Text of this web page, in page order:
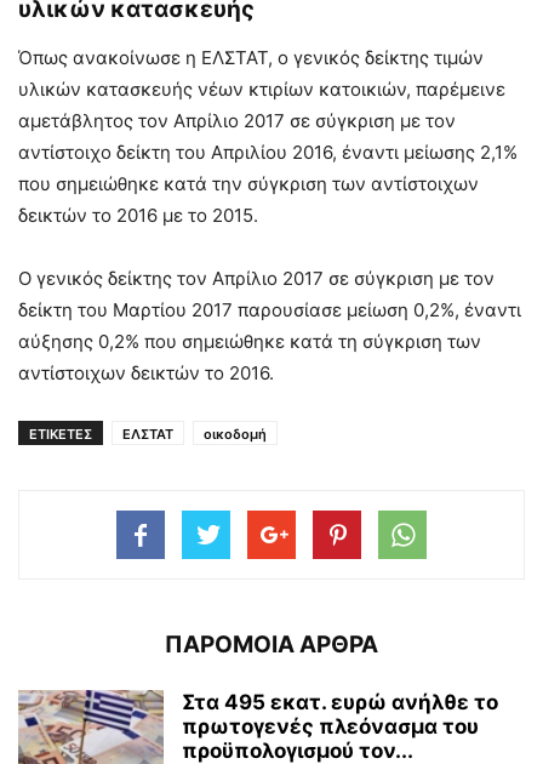
υλικών κατασκευής
Όπως ανακοίνωσε η ΕΛΣΤΑΤ, ο γενικός δείκτης τιμών
υλικών κατασκευής νέων κτιρίων κατοικιών, παρέμεινε
αμετάβλητος τον Απρίλιο 2017 σε σύγκριση με τον
αντίστοιχο δείκτη του Απριλίου 2016, έναντι μείωσης 2,1%
που σημειώθηκε κατά την σύγκριση των αντίστοιχων
δεικτών το 2016 με το 2015.
Ο γενικός δείκτης τον Απρίλιο 2017 σε σύγκριση με τον
δείκτη του Μαρτίου 2017 παρουσίασε μείωση 0,2%, έναντι
αύξησης 0,2% που σημειώθηκε κατά τη σύγκριση των
αντίστοιχων δεικτών το 2016.
ΕΤΙΚΕΤΕΣ ΕΛΣΤΑΤ οικοδομή
ΠΑΡΟΜΟΙΑ ΑΡΘΡΑ
Στα 495 εκατ. ευρώ ανήλθε το
πρωτογενές πλεόνασμα του
προϋπολογισμού τον...